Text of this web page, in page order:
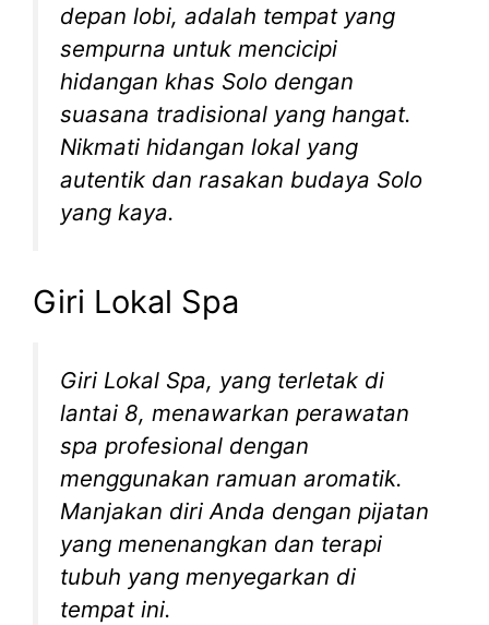
depan lobi, adalah tempat yang
sempurna untuk mencicipi
hidangan khas Solo dengan
suasana tradisional yang hangat.
Nikmati hidangan lokal yang
autentik dan rasakan budaya Solo
yang kaya.
Giri Lokal Spa
Giri Lokal Spa, yang terletak di
lantai 8, menawarkan perawatan
spa profesional dengan
menggunakan ramuan aromatik.
Manjakan diri Anda dengan pijatan
yang menenangkan dan terapi
tubuh yang menyegarkan di
tempat ini.